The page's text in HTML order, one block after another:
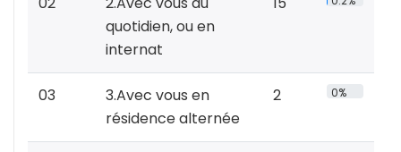
quotidien, ou en
internat
03
3.Avec vous en
résidence alternée
2 0%